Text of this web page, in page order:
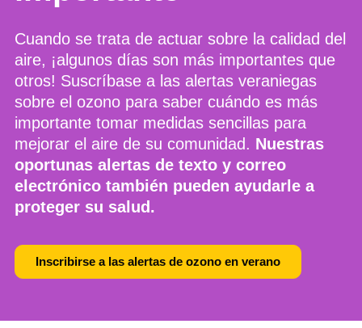
Cuando se trata de actuar sobre la calidad del
aire, ¡algunos días son más importantes que
otros! Suscríbase a las alertas veraniegas
sobre el ozonopara saber cuándo es más
importante tomar medidas sencillas para
mejorar el aire de su comunidad. Nuestras
oportunas alertas de texto y correo
electrónico también pueden ayudarle a
proteger su salud.
Inscribirse a las alertas de ozono en verano